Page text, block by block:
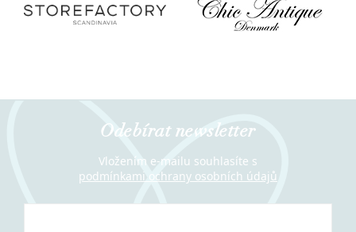
Odebírat newsletter
Vložením e-mailu souhlasíte s
podmínkami ochrany osobních údajů